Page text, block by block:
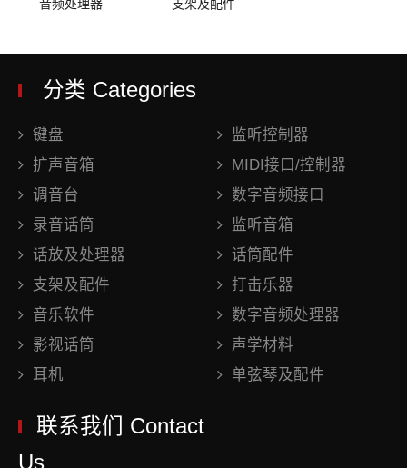
音频处理器 支架及配件
分类 Categories
键盘
监听控制器
扩声音箱
MIDI接口/控制器
调音台
数字音频接口
录音话筒
监听音箱
话放及处理器
话筒配件
支架及配件
打击乐器
音乐软件
数字音频处理器
影视话筒
声学材料
耳机
单弦琴及配件
联系我们 Contact
Us